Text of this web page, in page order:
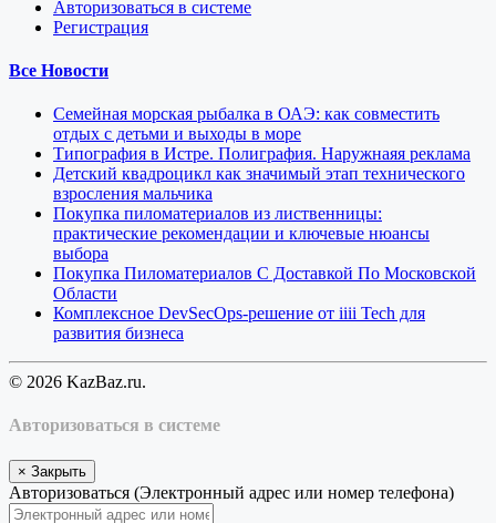
Авторизоваться в системе
Регистрация
Все Новости
Семейная морская рыбалка в ОАЭ: как совместить
отдых с детьми и выходы в море
Типография в Истре. Полиграфия. Наружнаяя реклама
Детский квадроцикл как значимый этап технического
взросления мальчика
Покупка пиломатериалов из лиственницы:
практические рекомендации и ключевые нюансы
выбора
Покупка Пиломатериалов С Доставкой По Московской
Области
Комплексное DevSecOps-решение от iiii Tech для
развития бизнеса
© 2026 KazBaz.ru.
Авторизоваться в системе
× Закрыть
Авторизоваться (Электронный адрес или номер телефона)